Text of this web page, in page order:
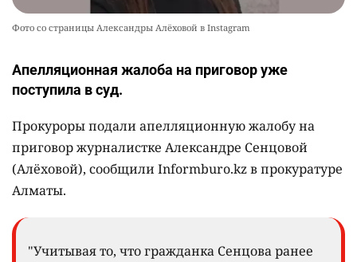
Фото со страницы Александры Алёховой в Instagram
Апелляционная жалоба на приговор уже
поступила в суд.
Прокуроры подали апелляционную жалобу на
приговор журналистке Александре Сенцовой
(Алёховой), сообщили Informburo.kz в прокуратуре
Алматы.
"Учитывая то, что гражданка Сенцова ранее